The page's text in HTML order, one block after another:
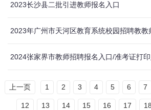
2023长沙县二批引进教师报名入口
2024张家界市教师招聘报名入口/准考证打
上一页 1 2 3 4 5 6 7
12 13 14 15 16 17 18